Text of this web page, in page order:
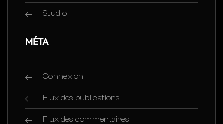
Studio
MÉTA
Connexion
Flux des publications
Flux des commentaires